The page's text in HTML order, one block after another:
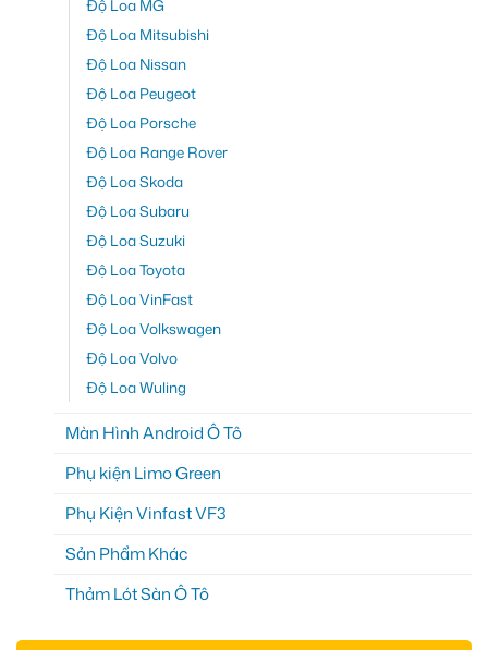
Độ Loa MG
Độ Loa Mitsubishi
Độ Loa Nissan
Độ Loa Peugeot
Độ Loa Porsche
Độ Loa Range Rover
Độ Loa Skoda
Độ Loa Subaru
Độ Loa Suzuki
Độ Loa Toyota
Độ Loa VinFast
Độ Loa Volkswagen
Độ Loa Volvo
Độ Loa Wuling
Màn Hình Android Ô Tô
Phụ kiện Limo Green
Phụ Kiện Vinfast VF3
Sản Phẩm Khác
Thảm Lót Sàn Ô Tô